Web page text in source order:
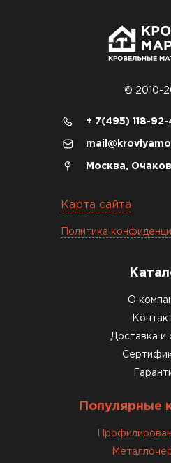
© 2010-
+ 7(495) 118-92-
Москва,
Карта сайта
Политика
О
Доставка и
Популярные
Доборные